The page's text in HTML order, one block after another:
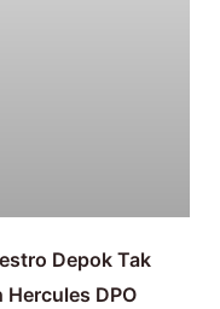
Depok Tak
DPO